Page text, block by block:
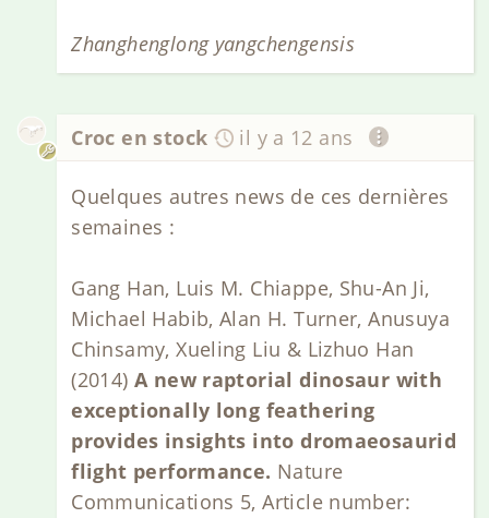
Zhanghenglong yangchengensis
Croc en stock il y a 12 ans
Quelques autres news de ces dernières
semaines :
Gang Han, Luis M. Chiappe, Shu-An Ji,
Michael Habib, Alan H. Turner, Anusuya
Chinsamy, Xueling Liu & Lizhuo Han
(2014)A new raptorial dinosaur with
exceptionally long feathering
provides insights into dromaeosaurid
flight performance. Nature
Communications 5, Article number: